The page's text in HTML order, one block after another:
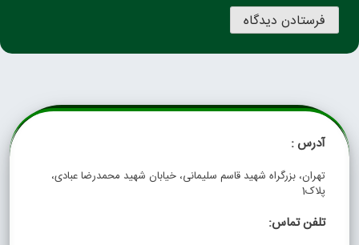
آدرس :
تهران، بزرگراه شهید قاسم سلیمانی، خیابان شهید محمدرضا عبادی،
پلاک1
تلفن تماس: